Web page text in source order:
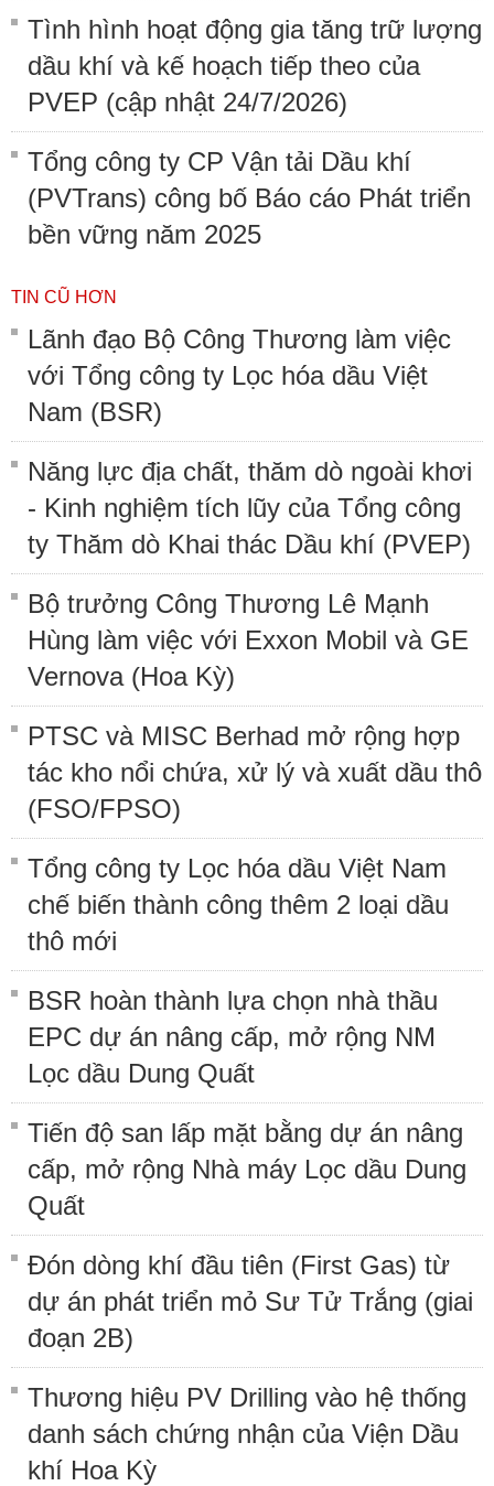
Tình hình hoạt động gia tăng trữ lượng
dầu khí và kế hoạch tiếp theo của
PVEP (cập nhật 24/7/2026)
Tổng công ty CP Vận tải Dầu khí
(PVTrans) công bố Báo cáo Phát triển
bền vững năm 2025
TIN CŨ HƠN
Lãnh đạo Bộ Công Thương làm việc
với Tổng công ty Lọc hóa dầu Việt
Nam (BSR)
Năng lực địa chất, thăm dò ngoài khơi
- Kinh nghiệm tích lũy của Tổng công
ty Thăm dò Khai thác Dầu khí (PVEP)
Bộ trưởng Công Thương Lê Mạnh
Hùng làm việc với Exxon Mobil và GE
Vernova (Hoa Kỳ)
PTSC và MISC Berhad mở rộng hợp
tác kho nổi chứa, xử lý và xuất dầu thô
(FSO/FPSO)
Tổng công ty Lọc hóa dầu Việt Nam
chế biến thành công thêm 2 loại dầu
thô mới
BSR hoàn thành lựa chọn nhà thầu
EPC dự án nâng cấp, mở rộng NM
Lọc dầu Dung Quất
Tiến độ san lấp mặt bằng dự án nâng
cấp, mở rộng Nhà máy Lọc dầu Dung
Quất
Đón dòng khí đầu tiên (First Gas) từ
dự án phát triển mỏ Sư Tử Trắng (giai
đoạn 2B)
Thương hiệu PV Drilling vào hệ thống
danh sách chứng nhận của Viện Dầu
khí Hoa Kỳ